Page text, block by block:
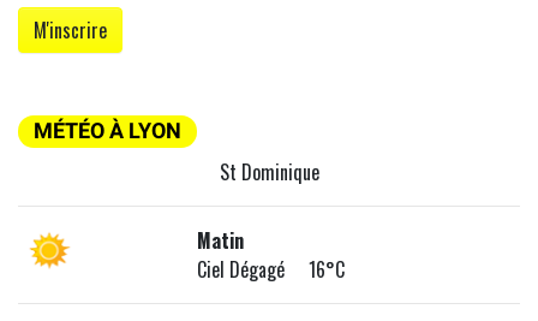
MÉTÉO À LYON
St Dominique
Matin
Ciel Dégagé 16°C